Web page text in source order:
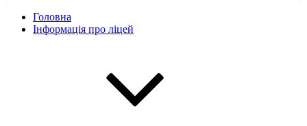
Головна
Інформація про ліцей